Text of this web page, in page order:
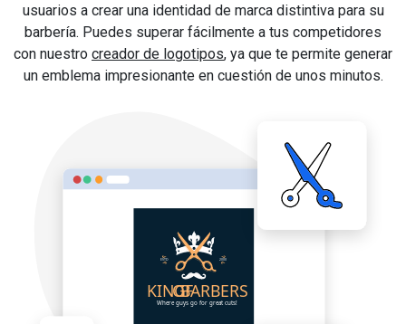
usuarios a crear una identidad de marca distintiva para su
barbería. Puedes superar fácilmente a tus competidores
con nuestro creador de logotipos, ya que te permite generar
un emblema impresionante en cuestión de unos minutos.